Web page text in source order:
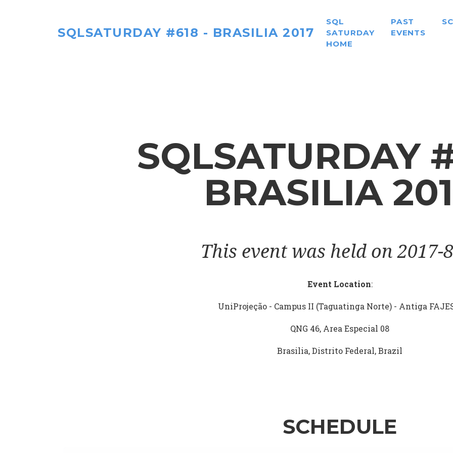
SQLSATURDAY #618 - BRASILIA 2017
SQL
SATURDAY
HOME
PAST
EVENTS
SQLSATURDAY
BRASILIA
This event was held on 2017-
Event Location:
UniProjeção - Campus II (Taguatinga Norte) - Antiga
QNG 46, Area Especial 08
Brasilia, Distrito Federal, Brazil
SCHEDULE